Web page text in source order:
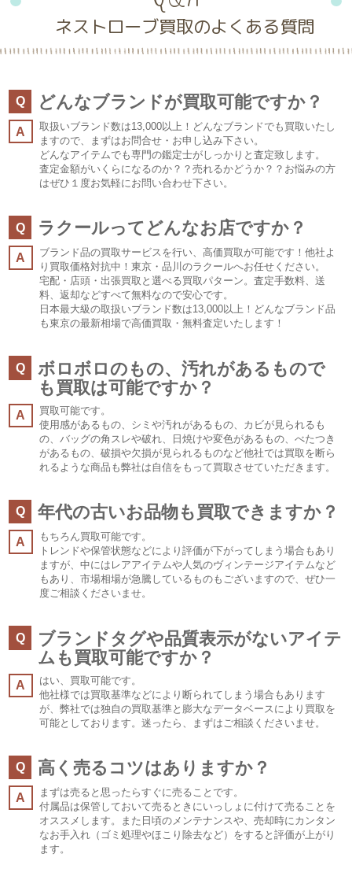
ネストローブ買取のよくある質問
Q どんなブランドが買取可能ですか？
A
取扱いブランド数は13,000以上！どんなブランドでも買取いたし
ますので、まずはお問合せ・お申し込み下さい。
どんなアイテムでも専門の鑑定士がしっかりと査定致します。
査定金額がいくらになるのか？？売れるかどうか？？お悩みの方
はぜひ１度お気軽にお問い合わせ下さい。
Q ラクールってどんなお店ですか？
A
ブランド品の買取サービスを行い、高価買取が可能です！他社よ
り買取価格対抗中！東京・品川のラクールへお任せください。
宅配・店頭・出張買取と選べる買取パターン。査定手数料、送
料、返却などすべて無料なので安心です。
日本最大級の取扱いブランド数は13,000以上！どんなブランド品
も東京の最新相場で高価買取・無料査定いたします！
Q
ボロボロのもの、汚れがあるもので
も買取は可能ですか？
A
買取可能です。
使用感があるもの、シミや汚れがあるもの、カビが見られるも
の、バッグの角スレや破れ、日焼けや変色があるもの、べたつき
があるもの、破損や欠損が見られるものなど他社では買取を断ら
れるような商品も弊社は自信をもって買取させていただきます。
Q 年代の古いお品物も買取できますか？
A
もちろん買取可能です。
トレンドや保管状態などにより評価が下がってしまう場合もあり
ますが、中にはレアアイテムや人気のヴィンテージアイテムなど
もあり、市場相場が急騰しているものもございますので、ぜひ一
度ご相談くださいませ。
Q
ブランドタグや品質表示がないアイテ
ムも買取可能ですか？
A
はい、買取可能です。
他社様では買取基準などにより断られてしまう場合もあります
が、弊社では独自の買取基準と膨大なデータベースにより買取を
可能としております。迷ったら、まずはご相談くださいませ。
Q 高く売るコツはありますか？
A
まずは売ると思ったらすぐに売ることです。
付属品は保管しておいて売るときにいっしょに付けて売ることを
オススメします。また日頃のメンテナンスや、売却時にカンタン
なお手入れ（ゴミ処理やほこり除去など）をすると評価が上がり
ます。